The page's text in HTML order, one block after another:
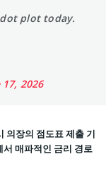
plot today.
17, 2026
의장의 점도표 제출 기
매파적인 금리 경로